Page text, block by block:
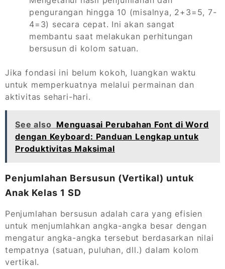
pengurangan hingga 10 (misalnya, 2+3=5, 7-
4=3) secara cepat. Ini akan sangat
membantu saat melakukan perhitungan
bersusun di kolom satuan.
Jika fondasi ini belum kokoh, luangkan waktu
untuk memperkuatnya melalui permainan dan
aktivitas sehari-hari.
See also Menguasai Perubahan Font di Word
dengan Keyboard: Panduan Lengkap untuk
Produktivitas Maksimal
Penjumlahan Bersusun (Vertikal) untuk
Anak Kelas 1 SD
Penjumlahan bersusun adalah cara yang efisien
untuk menjumlahkan angka-angka besar dengan
mengatur angka-angka tersebut berdasarkan nilai
tempatnya (satuan, puluhan, dll.) dalam kolom
vertikal.